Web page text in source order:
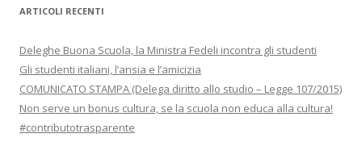
ARTICOLI RECENTI
Deleghe Buona Scuola, la Ministra Fedeli incontra gli studenti
Gli studenti italiani, l’ansia e l’amicizia
COMUNICATO STAMPA (Delega diritto allo studio – Legge 107/2015)
Non serve un bonus cultura, se la scuola non educa alla cultura!
#contributotrasparente